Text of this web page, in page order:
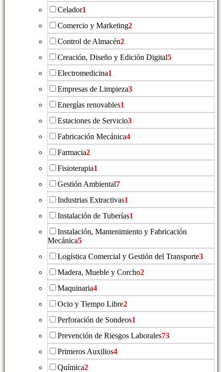
Celador1
Comercio y Marketing2
Control de Almacén2
Creación, Diseño y Edición Digital5
Electromedicina1
Empresas de Limpieza3
Energías renovables1
Estaciones de Servicio3
Fabricación Mecánica4
Farmacia2
Fisioterapia1
Gestión Ambiental7
Industrias Extractivas1
Instalación de Tuberías1
Instalación, Mantenimiento y Fabricación
Mecánica5
Logística Comercial y Gestión del Transporte3
Madera, Mueble y Corcho2
Maquinaria4
Ocio y Tiempo Libre2
Perforación de Sondeos1
Prevención de Riesgos Laborales73
Primeros Auxilios4
Química2